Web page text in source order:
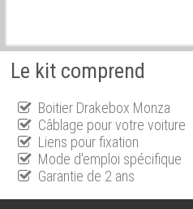
Le kit comprend
Boitier Drakebox Monza
Câblage pour votre voiture
Liens pour fixation
Mode d'emploi spécifique
Garantie de 2 ans